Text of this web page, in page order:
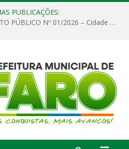
PUBLICAÇÕES:
EDITAL DE CHAMAMENTO PÚBLICO Nº 01/2026 – Cidade de Faro